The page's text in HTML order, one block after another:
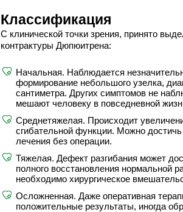
Классификация
С клинической точки зрения, принято
контрактуры Дюпюитрена:
Начальная. Наблюдается
формирование небольшого узелка,
сантиметра. Других симптомов не
мешают человеку в повседневной
Среднетяжелая. Происходит
сгибательной функции. Можно
лечения без операции.
Тяжелая. Дефект разгибания может
полного восстановления нормальной
необходимо хирургическое
Осложненная. Даже оперативная
положительные результаты, иногда